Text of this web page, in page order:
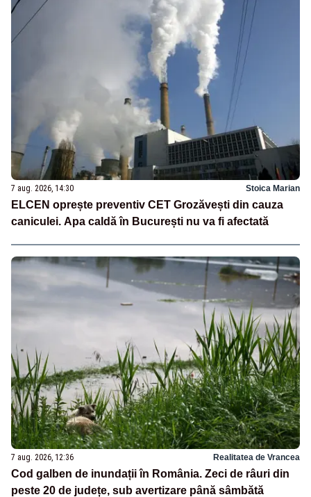
7 aug. 2026, 14:30 Stoica Marian
ELCEN oprește preventiv CET Grozăvești din cauza
caniculei. Apa caldă în București nu va fi afectată
7 aug. 2026, 12:36 Realitatea de Vrancea
Cod galben de inundații în România. Zeci de râuri din
peste 20 de județe, sub avertizare până sâmbătă